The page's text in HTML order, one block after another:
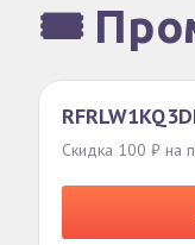
🎟️
Скидка 100 ₽ на